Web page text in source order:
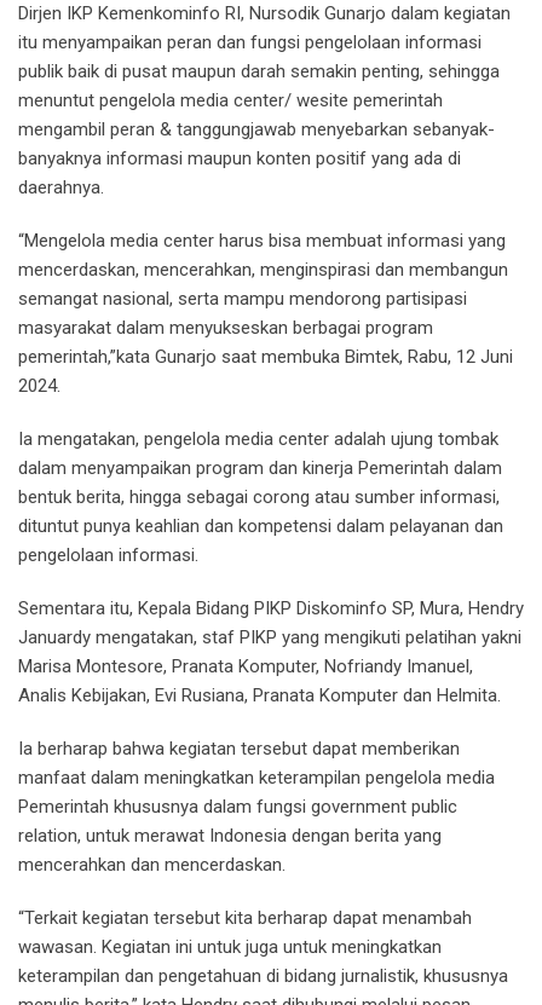
Dirjen IKP Kemenkominfo RI, Nursodik Gunarjo dalam kegiatan
itu menyampaikan peran dan fungsi pengelolaan informasi
publik baik di pusat maupun darah semakin penting, sehingga
menuntut pengelola media center/ wesite pemerintah
mengambil peran & tanggungjawab menyebarkan sebanyak-
banyaknya informasi maupun konten positif yang ada di
daerahnya.
“Mengelola media center harus bisa membuat informasi yang
mencerdaskan, mencerahkan, menginspirasi dan membangun
semangat nasional, serta mampu mendorong partisipasi
masyarakat dalam menyukseskan berbagai program
pemerintah,”kata Gunarjo saat membuka Bimtek, Rabu, 12 Juni
2024.
Ia mengatakan, pengelola media center adalah ujung tombak
dalam menyampaikan program dan kinerja Pemerintah dalam
bentuk berita, hingga sebagai corong atau sumber informasi,
dituntut punya keahlian dan kompetensi dalam pelayanan dan
pengelolaan informasi.
Sementara itu, Kepala Bidang PIKP Diskominfo SP, Mura, Hendry
Januardy mengatakan, staf PIKP yang mengikuti pelatihan yakni
Marisa Montesore, Pranata Komputer, Nofriandy Imanuel,
Analis Kebijakan, Evi Rusiana, Pranata Komputer dan Helmita.
Ia berharap bahwa kegiatan tersebut dapat memberikan
manfaat dalam meningkatkan keterampilan pengelola media
Pemerintah khususnya dalam fungsi government public
relation, untuk merawat Indonesia dengan berita yang
mencerahkan dan mencerdaskan.
“Terkait kegiatan tersebut kita berharap dapat menambah
wawasan. Kegiatan ini untuk juga untuk meningkatkan
keterampilan dan pengetahuan di bidang jurnalistik, khususnya